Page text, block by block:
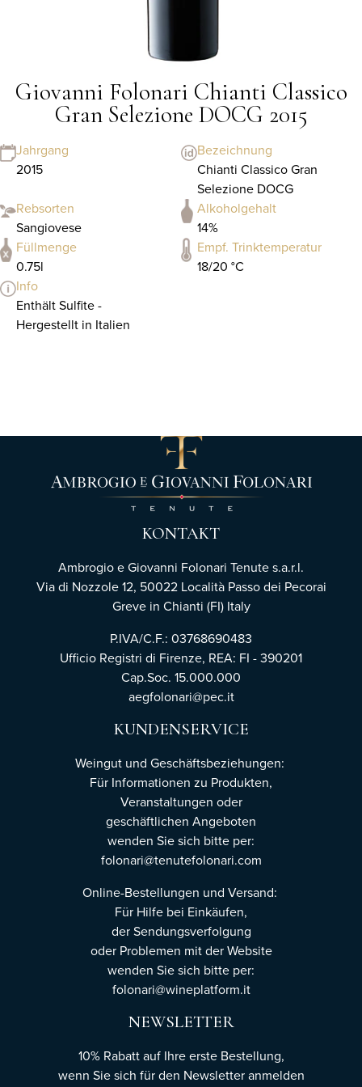
Giovanni Folonari Chianti Classico
Gran Selezione DOCG 2015
Jahrgang
2015
Bezeichnung
Chianti Classico Gran
Selezione DOCG
Rebsorten
Sangiovese
Alkoholgehalt
14%
Füllmenge
0.75l
Empf. Trinktemperatur
18/20 °C
Info
Enthält Sulfite -
Hergestellt in Italien
KONTAKT
Ambrogio e Giovanni Folonari Tenute s.a.r.l.
Via di Nozzole 12, 50022 Località Passo dei Pecorai
Greve in Chianti (FI) Italy
P.IVA/C.F.: 03768690483
Ufficio Registri di Firenze, REA: FI - 390201
Cap.Soc. 15.000.000
aegfolonari@pec.it
KUNDENSERVICE
Weingut und Geschäftsbeziehungen:
Für Informationen zu Produkten,
Veranstaltungen oder
geschäftlichen Angeboten
wenden Sie sich bitte per:
folonari@tenutefolonari.com
Online-Bestellungen und Versand:
Für Hilfe bei Einkäufen,
der Sendungsverfolgung
oder Problemen mit der Website
wenden Sie sich bitte per:
folonari@wineplatform.it
NEWSLETTER
10% Rabatt auf Ihre erste Bestellung,
wenn Sie sich für den Newsletteranmelden